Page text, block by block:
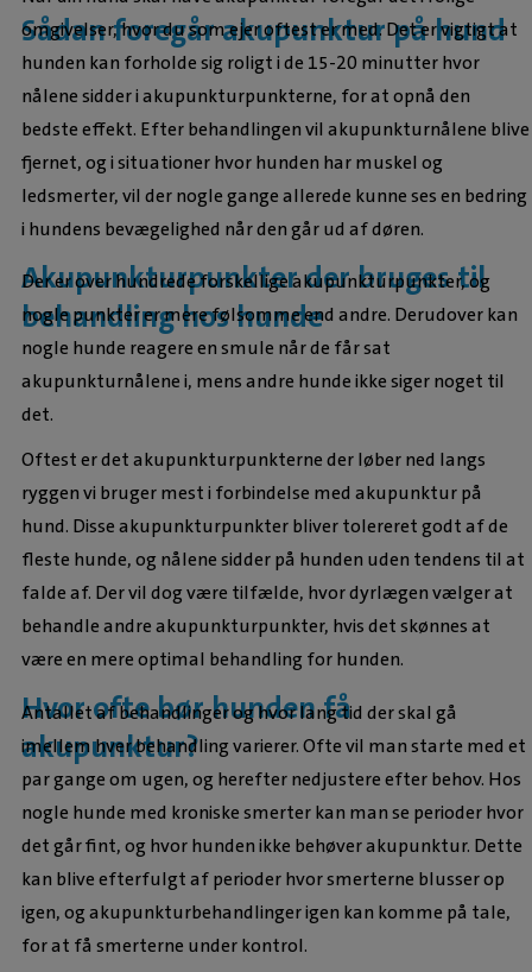
Sådan foregår akupunktur på hund
omgivelser, hvor du som ejer oftest er med. Det er vigtigt at
hunden kan forholde sig roligt i de 15-20 minutter hvor
nålene sidder i akupunkturpunkterne, for at opnå den
bedste effekt. Efter behandlingen vil akupunkturnålene blive
fjernet, og i situationer hvor hunden har muskel og
ledsmerter, vil der nogle gange allerede kunne ses en bedring
i hundens bevægelighed når den går ud af døren.
Akupunkturpunkter der bruges til
behandling hos hunde
Der er over hundrede forskellige akupunkturpunkter, og
nogle punkter er mere følsomme end andre. Derudover kan
nogle hunde reagere en smule når de får sat
akupunkturnålene i, mens andre hunde ikke siger noget til
det.
Oftest er det akupunkturpunkterne der løber ned langs
ryggen vi bruger mest i forbindelse med akupunktur på
hund. Disse akupunkturpunkter bliver tolereret godt af de
fleste hunde, og nålene sidder på hunden uden tendens til at
falde af. Der vil dog være tilfælde, hvor dyrlægen vælger at
behandle andre akupunkturpunkter, hvis det skønnes at
være en mere optimal behandling for hunden.
Hvor ofte bør hunden få
akupunktur?
Antallet af behandlinger og hvor lang tid der skal gå
imellem hver behandling varierer. Ofte vil man starte med et
par gange om ugen, og herefter nedjustere efter behov. Hos
nogle hunde med kroniske smerter kan man se perioder hvor
det går fint, og hvor hunden ikke behøver akupunktur. Dette
kan blive efterfulgt af perioder hvor smerterne blusser op
igen, og akupunkturbehandlinger igen kan komme på tale,
for at få smerterne under kontrol.